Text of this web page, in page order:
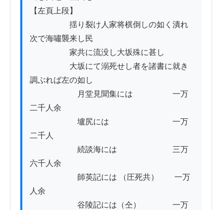
【左頁上段】
揺り裂け人家将棋倒しの如く潰れ
次で海嘯襲来し民
家共に流没し大坂殊に甚し
大坂にて溺死せし者を諸書に就き
調ぶれば左の如し
月堂見聞集には　　　　　一万
二千人余
壚尻には　　　　　　　　一万
二千人
続談海には　　　　　　　三万
六千人余
師英記には （圧死共）　　一万
人余
谷陵記には（仝）　　　　一万